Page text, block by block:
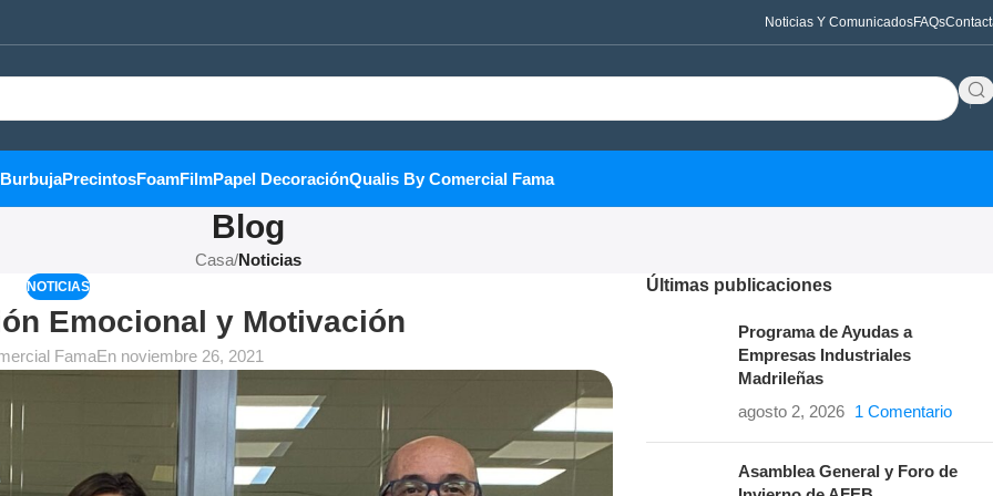
Noticias Y ComunicadosFAQs
BurbujaPrecintosFoamFilmPapel DecoraciónQualis By Comercial Fama
Blog
Casa/Noticias
NOTICIAS
Emocional y Motivación
FamaEn noviembre 26, 2021
Últimas publicaciones
Programa de Ayudas a
Empresas Industriales
Madrileñas
agosto 2, 2026
1 Comentario
Asamblea General y Foro de